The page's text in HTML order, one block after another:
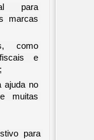
para
marcas
como
e
ajuda no
muitas
para